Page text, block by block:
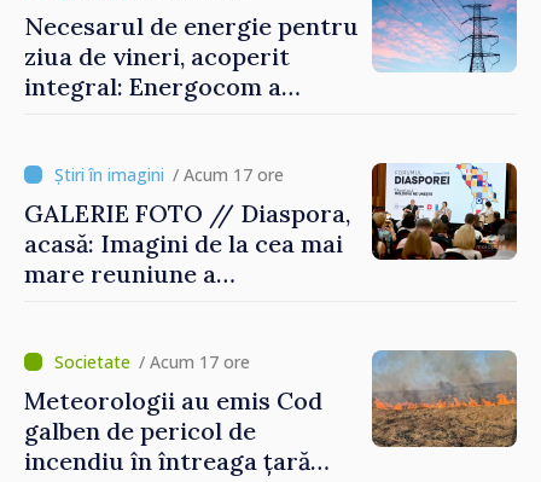
Necesarul de energie pentru
ziua de vineri, acoperit
integral: Energocom a
/ Acum 17 ore
GALERIE FOTO // Diaspora,
acasă: Imagini de la cea mai
mare reuniune a
/ Acum 17 ore
Meteorologii au emis Cod
galben de pericol de
incendiu în întreaga țară